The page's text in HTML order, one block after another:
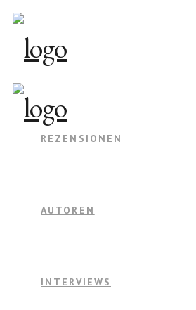
REZENSIONEN
AUTOREN
INTERVIEWS